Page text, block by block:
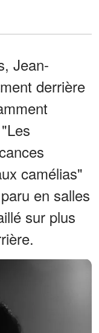
Jean-
derrière
camélias"
en salles
sur plus